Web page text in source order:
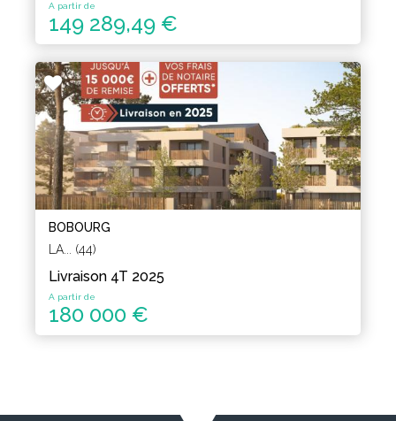
A partir de
149 289,49 €
BOBOURG
LA... (44)
Livraison 4T 2025
A partir de
180 000 €